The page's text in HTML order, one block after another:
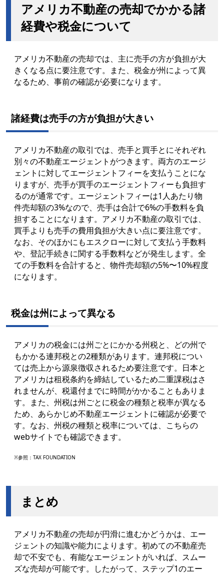
アメリカ不動産の売却でかかる諸
経費や税金について
アメリカ不動産の売却では、主に売手の方が負担が大
きくなる点に要注意です。また、税金が州によって異
なるため、事前の確認が必要になります。
諸経費は売手の方が負担が大きい
アメリカ不動産の取引では、売手と買手とにそれぞれ
別々の不動産エージェントがつきます。両方のエージ
ェントに対してエージェントフィーを支払うことにな
りますが、売手が買手のエージェントフィーも負担す
るのが通常です。エージェントフィーは1人あたり物
件売却額の3%なので、売手は合計で6%の手数料を負
担することになります。アメリカ不動産の取引では、
買手よりも売手の費用負担が大きい点に要注意です。
なお、そのほかにもエスクローに対して支払う手数料
や、登記手続きに関する手数料などが発生します。全
ての手数料を合計すると、物件売却額の5%〜10%程度
になります。
税金は州によって異なる
アメリカの税金には州ごとにかかる州税と、どの州で
もかかる連邦税との2種類があります。連邦税につい
ては売上から源泉徴収されるため要注意です。日本と
アメリカは租税条約を締結しているため二重課税はさ
れませんが、税還付までに時間がかかることもありま
す。また、州税は州ごとに税金の種類と税率が異なる
ため、あらかじめ不動産エージェントに確認が必要で
す。なお、州税の種類と税率については、こちらの
webサイトでも確認できます。
※参照： TAX FOUNDATION
まとめ
アメリカ不動産の売却が円滑に進むかどうかは、エー
ジェントの知識や能力によります。初めての不動産売
却で不安でも、有能なエージェントがいれば、スムー
ズな売却が可能です。したがって、ステップ1のエー